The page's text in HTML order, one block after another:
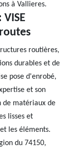
à Vallieres.
routières,
durables et de
pose d'enrobé,
et son
matériaux de
lisses et
les éléments.
du 74150,